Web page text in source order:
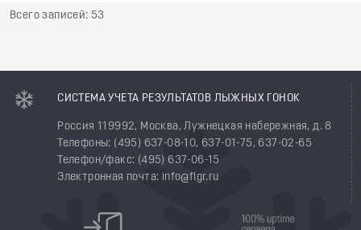
Всего записей: 53
СИСТЕМА УЧЕТА РЕЗУЛЬТАТОВ ЛЫЖНЫХ ГОНОК
Россия 119992, Москва, Лужнецкая набережная, д. 8
Телефоны: (495) 637-08-10, 637-01-75, 637-02-65
Телефон/факс: (495) 637-06-15
Электронная почта: info@flgr.ru